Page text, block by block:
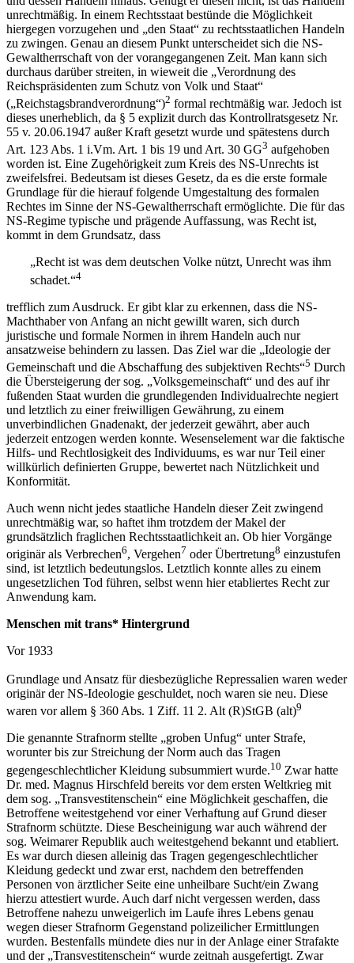
unrechtmäßig. In einem Rechtsstaat bestünde die Möglichkeit
hiergegen vorzugehen und „den Staat“ zu rechtsstaatlichen Handeln
zu zwingen. Genau an diesem Punkt unterscheidet sich die NS-
Gewaltherrschaft von der vorangegangenen Zeit. Man kann sich
durchaus darüber streiten, in wieweit die „Verordnung des
Reichspräsidenten zum Schutz von Volk und Staat“
(„Reichstagsbrandverordnung“)2 formal rechtmäßig war. Jedoch ist
dieses unerheblich, da § 5 explizit durch das Kontrollratsgesetz Nr.
55 v. 20.06.1947 außer Kraft gesetzt wurde und spätestens durch
Art. 123 Abs. 1 i.Vm. Art. 1 bis 19 und Art. 30 GG3 aufgehoben
worden ist. Eine Zugehörigkeit zum Kreis des NS-Unrechts ist
zweifelsfrei. Bedeutsam ist dieses Gesetz, da es die erste formale
Grundlage für die hierauf folgende Umgestaltung des formalen
Rechtes im Sinne der NS-Gewaltherrschaft ermöglichte. Die für das
NS-Regime typische und prägende Auffassung, was Recht ist,
kommt in dem Grundsatz, dass
„Recht ist was dem deutschen Volke nützt, Unrecht was ihm
schadet.“4
trefflich zum Ausdruck. Er gibt klar zu erkennen, dass die NS-
Machthaber von Anfang an nicht gewillt waren, sich durch
juristische und formale Normen in ihrem Handeln auch nur
ansatzweise behindern zu lassen. Das Ziel war die „Ideologie der
Gemeinschaft und die Abschaffung des subjektiven Rechts“5 Durch
die Übersteigerung der sog. „Volksgemeinschaft“ und des auf ihr
fußenden Staat wurden die grundlegenden Individualrechte negiert
und letztlich zu einer freiwilligen Gewährung, zu einem
unverbindlichen Gnadenakt, der jederzeit gewährt, aber auch
jederzeit entzogen werden konnte. Wesenselement war die faktische
Hilfs- und Rechtlosigkeit des Individuums, es war nur Teil einer
willkürlich definierten Gruppe, bewertet nach Nützlichkeit und
Konformität.
Auch wenn nicht jedes staatliche Handeln dieser Zeit zwingend
unrechtmäßig war, so haftet ihm trotzdem der Makel der
grundsätzlich fraglichen Rechtsstaatlichkeit an. Ob hier Vorgänge
originär als Verbrechen6, Vergehen7 oder Übertretung8 einzustufen
sind, ist letztlich bedeutungslos. Letztlich konnte alles zu einem
ungesetzlichen Tod führen, selbst wenn hier etabliertes Recht zur
Anwendung kam.
Menschen mit trans* Hintergrund
Vor 1933
Grundlage und Ansatz für diesbezügliche Repressalien waren weder
originär der NS-Ideologie geschuldet, noch waren sie neu. Diese
waren vor allem § 360 Abs. 1 Ziff. 11 2. Alt (R)StGB (alt)9
Die genannte Strafnorm stellte „groben Unfug“ unter Strafe,
worunter bis zur Streichung der Norm auch das Tragen
gegengeschlechtlicher Kleidung subsummiert wurde.10 Zwar hatte
Dr. med. Magnus Hirschfeld bereits vor dem ersten Weltkrieg mit
dem sog. „Transvestitenschein“ eine Möglichkeit geschaffen, die
Betroffene weitestgehend vor einer Verhaftung auf Grund dieser
Strafnorm schützte. Diese Bescheinigung war auch während der
sog. Weimarer Republik auch weitestgehend bekannt und etabliert.
Es war durch diesen alleinig das Tragen gegengeschlechtlicher
Kleidung gedeckt und zwar erst, nachdem den betreffenden
Personen von ärztlicher Seite eine unheilbare Sucht/ein Zwang
hierzu attestiert wurde. Auch darf nicht vergessen werden, dass
Betroffene nahezu unweigerlich im Laufe ihres Lebens genau
wegen dieser Strafnorm Gegenstand polizeilicher Ermittlungen
wurden. Bestenfalls mündete dies nur in der Anlage einer Strafakte
und der „Transvestitenschein“ wurde zeitnah ausgefertigt. Zwar